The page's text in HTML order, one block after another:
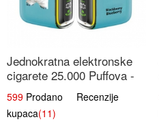
Jednokratna elektronske
cigarete 25.000 Puffova -
Kupina & Borovnica |
Šumska Voćna Mješavina
599 Prodano Recenzije
kupaca(11)